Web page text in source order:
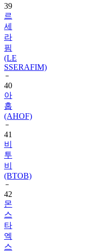
39
르
세
라
핌
(LE
SSERAFIM)
40
아
홉
(AHOF)
41
비
투
비
(BTOB)
42
몬
스
타
엑
스